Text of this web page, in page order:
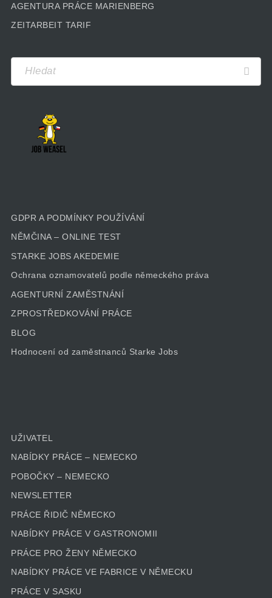
AGENTURA PRÁCE MARIENBERG
ZEITARBEIT TARIF
GDPR A PODMÍNKY POUŽÍVÁNÍ
NĚMČINA – ONLINE TEST
STARKE JOBS AKEDEMIE
Ochrana oznamovatelů podle německého práva
AGENTURNÍ ZAMĚSTNÁNÍ
ZPROSTŘEDKOVÁNÍ PRÁCE
BLOG
Hodnocení od zaměstnanců Starke Jobs
UŽIVATEL
NABÍDKY PRÁCE – NEMECKO
POBOČKY – NEMECKO
NEWSLETTER
PRÁCE ŘIDIČ NĚMECKO
NABÍDKY PRÁCE V GASTRONOMII
PRÁCE PRO ŽENY NĚMECKO
NABÍDKY PRÁCE VE FABRICE V NĚMECKU
PRÁCE V SASKU